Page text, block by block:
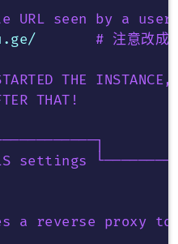
URL seen by a
# 注意改成
THE INSTANCE,
THAT!
settings
a reverse proxy to